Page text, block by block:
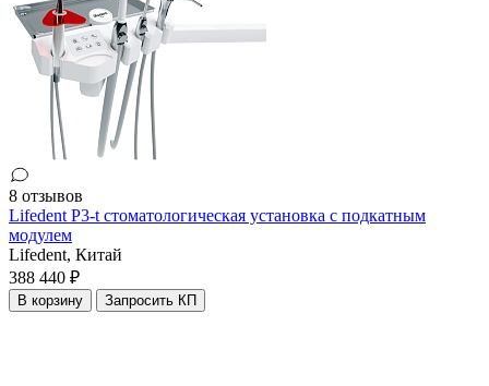
8 отзывов
Lifedent P3-t стоматологическая установка с подкатным
модулем
Lifedent, Китай
388 440 ₽
В корзину Запросить КП